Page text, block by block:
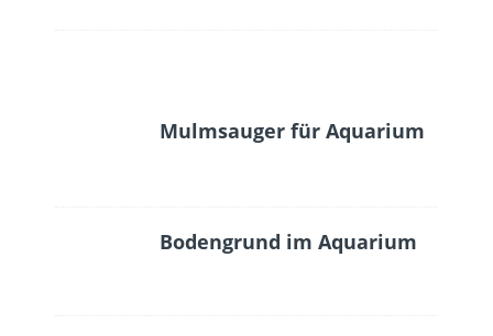
Mulmsauger für Aquarium
Bodengrund im Aquarium